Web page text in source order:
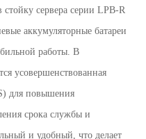
сервера серии LPB-R
аккумуляторные батареи
работы. В
усовершенствованная
для повышения
срока службы и
и удобный, что делает